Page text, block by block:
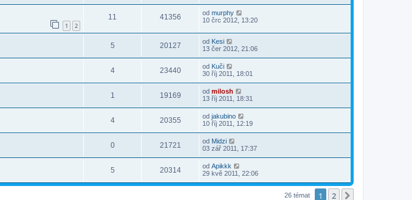
1 2
11 41356 od murphy
10 črc 2012, 13:20
5 20127 od Kesi
13 čer 2012, 21:06
4 23440 od Kuči
30 říj 2011, 18:01
1 19169 od milosh
13 říj 2011, 18:31
4 20355 od jakubino
10 říj 2011, 12:19
0 21721 od Midzi
03 zář 2011, 17:37
5 20314 od Apikkk
29 kvě 2011, 22:06
26 témat 1 2